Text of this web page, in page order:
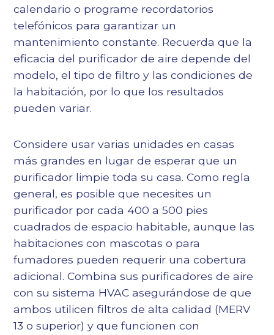
calendario o programe recordatorios
telefónicos para garantizar un
mantenimiento constante. Recuerda que la
eficacia del purificador de aire depende del
modelo, el tipo de filtro y las condiciones de
la habitación, por lo que los resultados
pueden variar.
Considere usar varias unidades en casas
más grandes en lugar de esperar que un
purificador limpie toda su casa. Como regla
general, es posible que necesites un
purificador por cada 400 a 500 pies
cuadrados de espacio habitable, aunque las
habitaciones con mascotas o para
fumadores pueden requerir una cobertura
adicional. Combina sus purificadores de aire
con su sistema HVAC asegurándose de que
ambos utilicen filtros de alta calidad (MERV
13 o superior) y que funcionen con